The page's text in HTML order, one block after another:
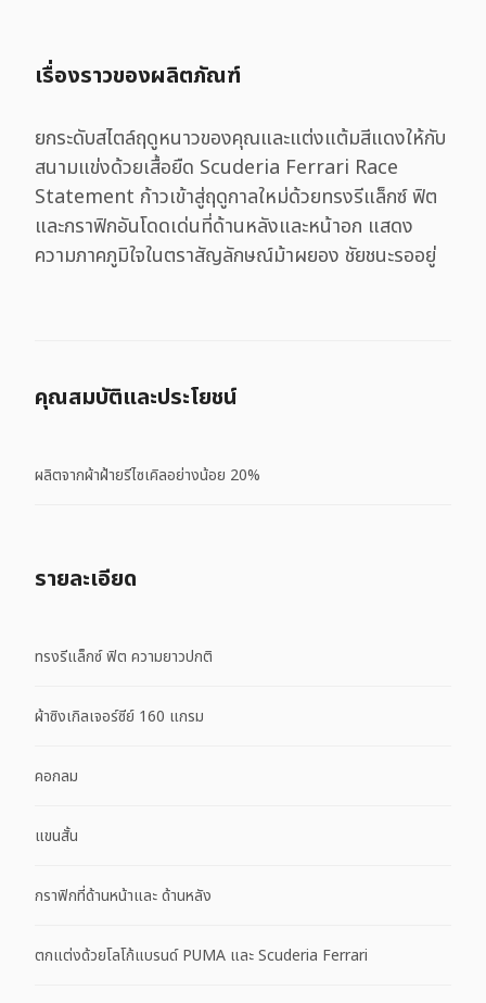
เรื่องราวของผลิตภัณฑ์
ยกระดับสไตล์ฤดูหนาวของคุณและแต่งแต้มสีแดงให้กับ
สนามแข่งด้วยเสื้อยืด Scuderia Ferrari Race
Statement ก้าวเข้าสู่ฤดูกาลใหม่ด้วยทรงรีแล็กซ์ ฟิต
และกราฟิกอันโดดเด่นที่ด้านหลังและหน้าอก แสดง
ความภาคภูมิใจในตราสัญลักษณ์ม้าผยอง ชัยชนะรออยู่
คุณสมบัติและประโยชน์
ผลิตจากผ้าฝ้ายรีไซเคิลอย่างน้อย 20%
รายละเอียด
ทรงรีแล็กซ์ ฟิต ความยาวปกติ
ผ้าซิงเกิลเจอร์ซีย์ 160 แกรม
คอกลม
แขนสั้น
กราฟิกที่ด้านหน้าและ ด้านหลัง
ตกแต่งด้วยโลโก้แบรนด์ PUMA และ Scuderia Ferrari